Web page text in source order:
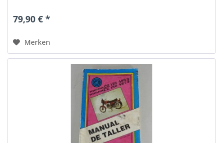
79,90 € *
Merken